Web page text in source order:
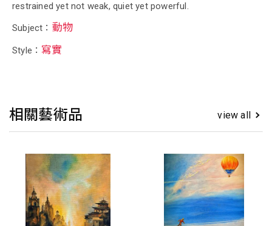
restrained yet not weak, quiet yet powerful.
Subject： 動物
Style：寫實
相關藝術品 view all